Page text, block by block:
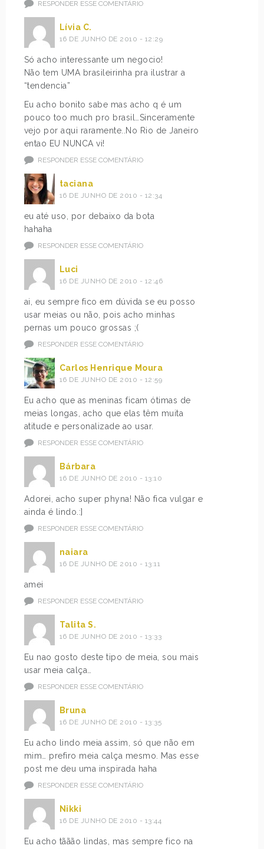
RESPONDER ESSE COMENTÁRIO
Lívia C.
16 DE JUNHO DE 2010 - 12:29
Só acho interessante um negocio!
Não tem UMA brasileirinha pra ilustrar a
“tendencia”
Eu acho bonito sabe mas acho q é um
pouco too much pro brasil…Sinceramente
vejo por aqui raramente..No Rio de Janeiro
entao EU NUNCA vi!
RESPONDER ESSE COMENTÁRIO
taciana
16 DE JUNHO DE 2010 - 12:34
eu até uso, por debaixo da bota
hahaha
RESPONDER ESSE COMENTÁRIO
Luci
16 DE JUNHO DE 2010 - 12:46
ai, eu sempre fico em dúvida se eu posso
usar meias ou não, pois acho minhas
pernas um pouco grossas ;(
RESPONDER ESSE COMENTÁRIO
Carlos Henrique Moura
16 DE JUNHO DE 2010 - 12:59
Eu acho que as meninas ficam ótimas de
meias longas, acho que elas têm muita
atitude e personalizade ao usar.
RESPONDER ESSE COMENTÁRIO
Bárbara
16 DE JUNHO DE 2010 - 13:10
Adorei, acho super phyna! Não fica vulgar e
ainda é lindo.:]
RESPONDER ESSE COMENTÁRIO
naiara
16 DE JUNHO DE 2010 - 13:11
amei
RESPONDER ESSE COMENTÁRIO
Talita S.
16 DE JUNHO DE 2010 - 13:33
Eu nao gosto deste tipo de meia, sou mais
usar meia calça…
RESPONDER ESSE COMENTÁRIO
Bruna
16 DE JUNHO DE 2010 - 13:35
Eu acho lindo meia assim, só que não em
mim… prefiro meia calça mesmo. Mas esse
post me deu uma inspirada haha
RESPONDER ESSE COMENTÁRIO
Nikki
16 DE JUNHO DE 2010 - 13:44
Eu acho tããão lindas, mas sempre fico na